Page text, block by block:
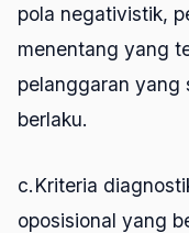
pola negativistik,
menentang yang
pelanggaran yang
berlaku.
c.Kriteria
oposisional yang